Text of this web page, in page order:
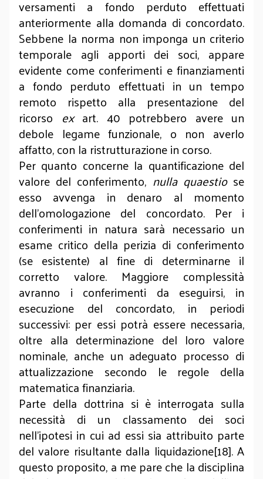
versamenti a fondo perduto effettuati
anteriormente alla domanda di concordato.
Sebbene la norma non imponga un criterio
temporale agli apporti dei soci, appare
evidente come conferimenti e finanziamenti
a fondo perduto effettuati in un tempo
remoto rispetto alla presentazione del
ricorso exart. 40 potrebbero avere un
debole legame funzionale, o non averlo
affatto, con la ristrutturazione in corso.
Per quanto concerne la quantificazione del
valore del conferimento, nulla quaestiose
esso avvenga in denaro al momento
dell’omologazione del concordato. Per i
conferimenti in natura sarà necessario un
esame critico della perizia di conferimento
(se esistente) al fine di determinarne il
corretto valore. Maggiore complessità
avranno i conferimenti da eseguirsi, in
esecuzione del concordato, in periodi
successivi: per essi potrà essere necessaria,
oltre alla determinazione del loro valore
nominale, anche un adeguato processo di
attualizzazione secondo le regole della
matematica finanziaria.
Parte della dottrina si è interrogata sulla
necessità di un classamento dei soci
nell’ipotesi in cui ad essi sia attribuito parte
del valore risultante dalla liquidazione[18]. A
questo proposito, a me pare che la disciplina